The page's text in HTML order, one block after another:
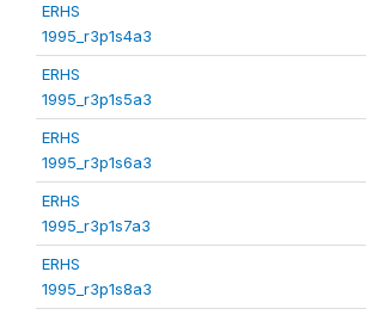
ERHS
1995_r3p1s4a3
ERHS
1995_r3p1s5a3
ERHS
1995_r3p1s6a3
ERHS
1995_r3p1s7a3
ERHS
1995_r3p1s8a3